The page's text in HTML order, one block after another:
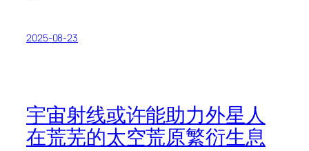
2025-08-23
宇宙射线或许能助力外星人
在荒芜的太空荒原繁衍生息